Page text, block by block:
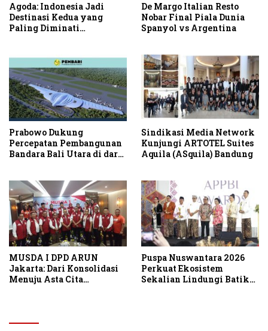
Agoda: Indonesia Jadi
Destinasi Kedua yang
Paling Diminati
di Asia
De Margo Italian Resto
Nobar Final Piala Dunia
Spanyol vs Argentina
Prabowo Dukung
Percepatan Pembangunan
Bandara Bali Utara di darat
Sindikasi Media Network
Kunjungi ARTOTEL Suites
Aquila (ASquila) Bandung
MUSDA I DPD ARUN
Jakarta: Dari Konsolidasi
Menuju Asta Cita
Puspa Nuswantara 2026
Perkuat Ekosistem
Sekalian Lindungi Batik